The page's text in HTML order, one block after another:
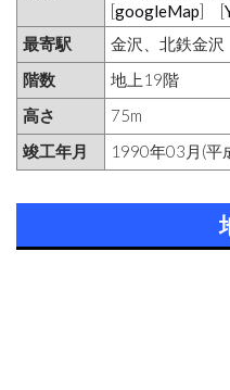
[googleMap] [
最寄駅
金沢、北鉄金沢
階数
地上19階
高さ
75m
竣工年月
1990年03月(平